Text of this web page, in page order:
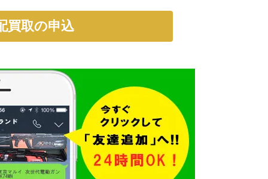
買取の申込